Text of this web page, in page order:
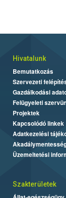
Hivatalunk
Bemutatkozás
Szervezeti
Gazdálkodási
Felügyeleti
Projektek
Kapcsolódó linkek
Adatkezelési
Üzemeltetési
Szakterületek